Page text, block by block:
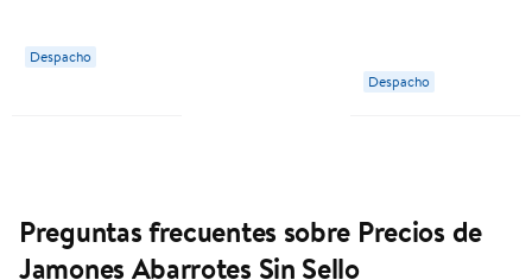
Minuto Verde
Despacho
Abuelo
Despacho
Preguntas frecuentes sobre Precios de
Jamones Abarrotes Sin Sello